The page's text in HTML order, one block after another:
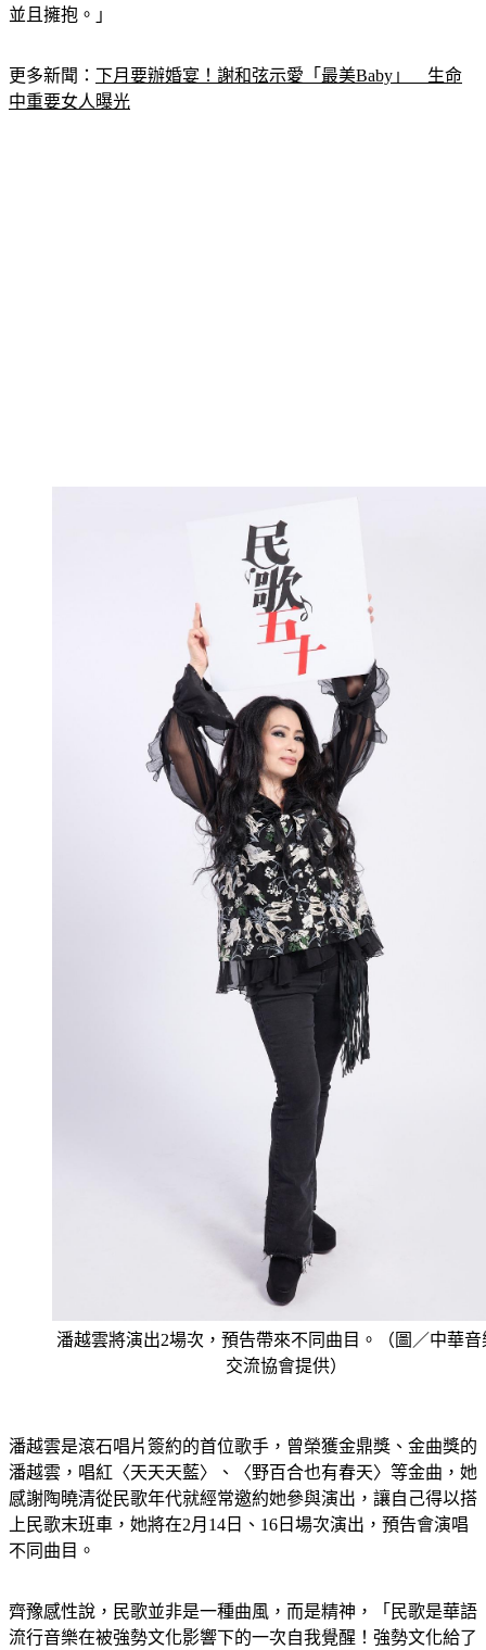
並且擁抱。」
更多新聞： 下月要辦婚宴！謝和弦示愛「最美Baby」　生命
中重要女人曝光
潘越雲將演出2場次，預告帶來不同曲目。（圖／中華音
交流協會提供）
潘越雲是滾石唱片簽約的首位歌手，曾榮獲金鼎獎、金曲獎的
潘越雲，唱紅〈天天天藍〉、〈野百合也有春天〉等金曲，她
感謝陶曉清從民歌年代就經常邀約她參與演出，讓自己得以搭
上民歌末班車，她將在2月14日、16日場次演出，預告會演唱
不同曲目。
齊豫感性說，民歌並非是一種曲風，而是精神，「民歌是華語
流行音樂在被強勢文化影響下的一次自我覺醒！強勢文化給了